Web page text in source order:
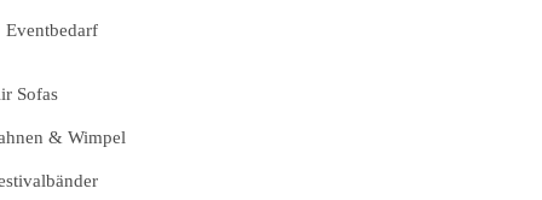
Eventbedarf
Sofas
& Wimpel